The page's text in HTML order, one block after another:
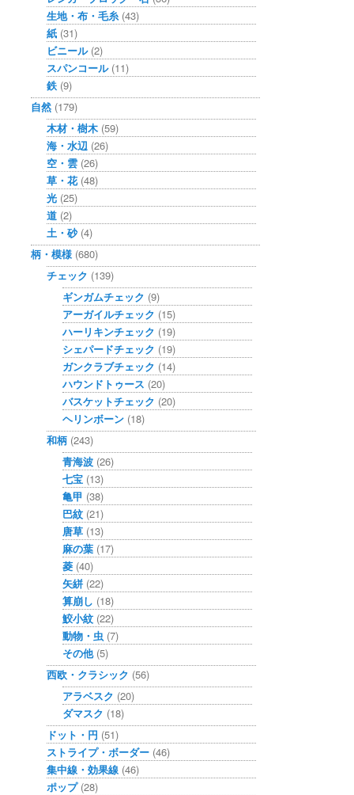
生地・布・毛糸(43)
紙 (31)
ビニール(2)
スパンコール(11)
鉄 (9)
自然 (179)
木材・樹木 (59)
海・水辺 (26)
空・雲 (26)
草・花(48)
光 (25)
道 (2)
土・砂(4)
柄・模様 (680)
チェック (139)
ギンガムチェック (9)
アーガイルチェック (15)
ハーリキンチェック (19)
シェパードチェック (19)
ガンクラブチェック (14)
ハウンドトゥース (20)
バスケットチェック (20)
ヘリンボーン (18)
和柄 (243)
青海波 (26)
七宝 (13)
亀甲 (38)
巴紋 (21)
唐草 (13)
麻の葉 (17)
菱 (40)
矢絣 (22)
算崩し (18)
鮫小紋 (22)
動物・虫 (7)
その他(5)
西欧・クラシック (56)
アラベスク (20)
ダマスク (18)
ドット・円 (51)
ストライプ・ボーダー (46)
集中線・効果線 (46)
ポップ(28)